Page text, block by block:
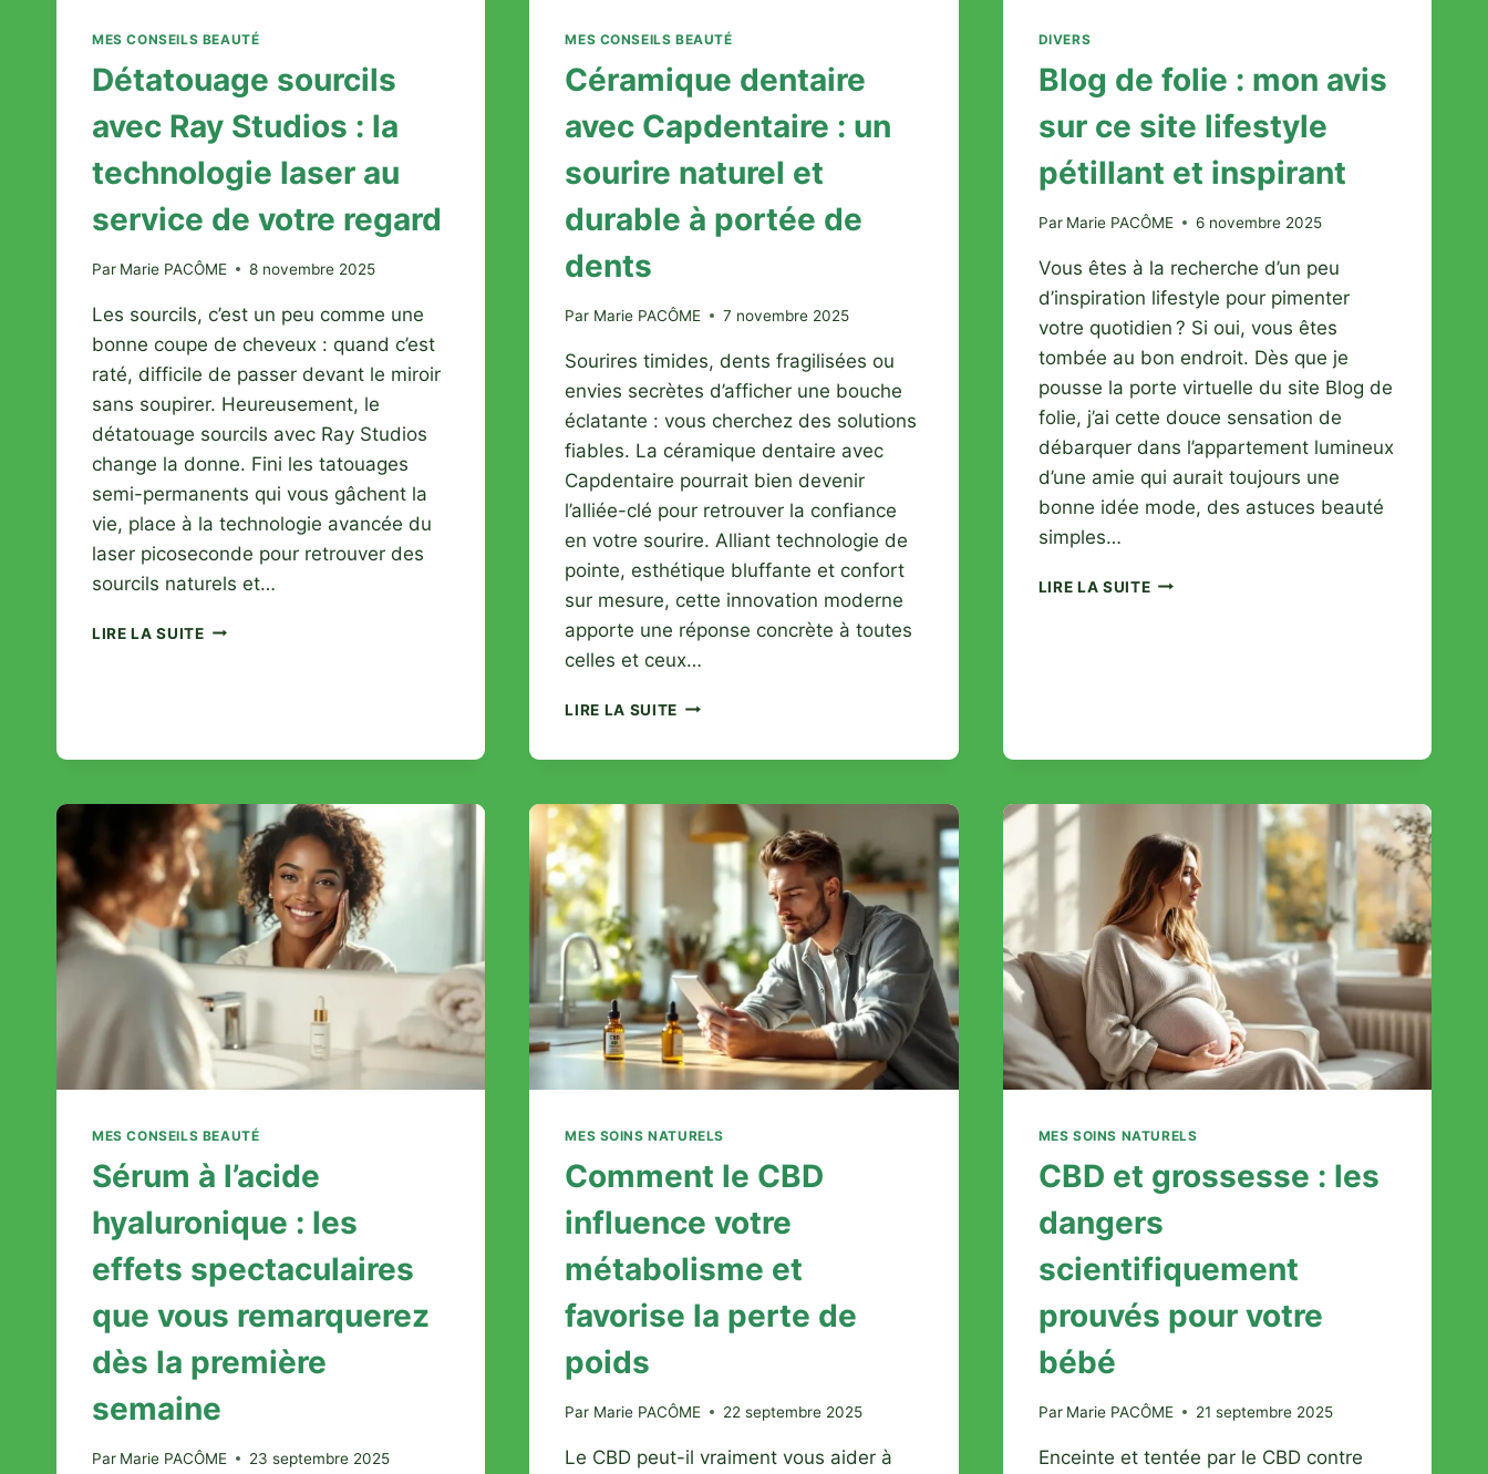
MES CONSEILS BEAUTÉ
Détatouage sourcils
avec Ray Studios : la
technologie laser au
service de votre regard
Par Marie PACÔME 8 novembre 2025
Les sourcils, c’est un peu comme une
bonne coupe de cheveux : quand c’est
raté, difficile de passer devant le miroir
sans soupirer. Heureusement, le
détatouage sourcils avec Ray Studios
change la donne. Fini les tatouages
semi-permanents qui vous gâchent la
vie, place à la technologie avancée du
laser picoseconde pour retrouver des
sourcils naturels et…
LIRE LA SUITEDÉTATOUAGE
AU
SERVICE
DE
VOTRE
REGARD
MES CONSEILS BEAUTÉ
Céramique dentaire
avec Capdentaire : un
sourire naturel et
durable à portée de
dents
Par Marie PACÔME 7 novembre 2025
Sourires timides, dents fragilisées ou
envies secrètes d’afficher une bouche
éclatante : vous cherchez des solutions
fiables. La céramique dentaire avec
Capdentaire pourrait bien devenir
l’alliée-clé pour retrouver la confiance
en votre sourire. Alliant technologie de
pointe, esthétique bluffante et confort
sur mesure, cette innovation moderne
apporte une réponse concrète à toutes
celles et ceux…
LIRE LA SUITE CÉRAMIQUE
UN
SOURIRE
NATUREL
DURABLE
À
PORTÉE
DE
DENTS
DIVERS
Blog de folie : mon avis
sur ce site lifestyle
pétillant et inspirant
Par Marie PACÔME 6 novembre 2025
Vous êtes à la recherche d’un peu
d’inspiration lifestyle pour pimenter
votre quotidien ? Si oui, vous êtes
tombée au bon endroit. Dès que je
pousse la porte virtuelle du site Blog de
folie, j’ai cette douce sensation de
débarquer dans l’appartement lumineux
d’une amie qui aurait toujours une
bonne idée mode, des astuces beauté
simples…
LIRE LA SUITEBLOG
ET
INSPIRANT
MES CONSEILS BEAUTÉ
Sérum à l’acide
hyaluronique : les
effets spectaculaires
que vous remarquerez
dès la première
semaine
Par Marie PACÔME 23 septembre 2025
MES SOINS NATURELS
Comment le CBD
influence votre
métabolisme et
favorise la perte de
poids
Par Marie PACÔME 22 septembre 2025
Le CBD peut-il vraiment vous aider à
MES SOINS NATURELS
CBD et grossesse : les
dangers
scientifiquement
prouvés pour votre
bébé
Par Marie PACÔME 21 septembre 2025
Enceinte et tentée par le CBD contre